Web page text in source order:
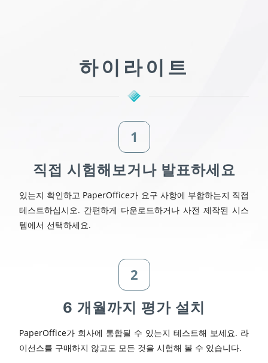
하이라이트
1
직접 시험해보거나 발표하세요
있는지 확인하고 PaperOffice가 요구 사항에 부합하는지 직접
테스트하십시오. 간편하게 다운로드하거나 사전 제작된 시스
템에서 선택하세요.
2
6 개월까지 평가 설치
PaperOffice가 회사에 통합될 수 있는지 테스트해 보세요. 라
이선스를 구매하지 않고도 모든 것을 시험해 볼 수 있습니다.